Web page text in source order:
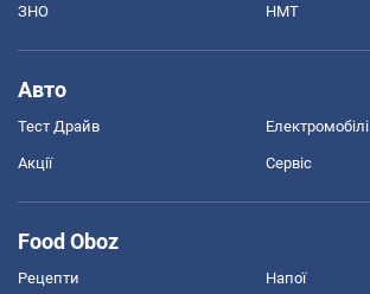
ЗНО НМТ
Авто
Тест Драйв Електромобілі
Акції Сервіс
Food Oboz
Рецепти Напої